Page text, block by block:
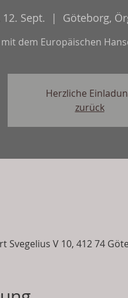
Sept.
  |
Göteborg,
mit dem Europäischen
Herzliche
zurück
V 10, 412 74